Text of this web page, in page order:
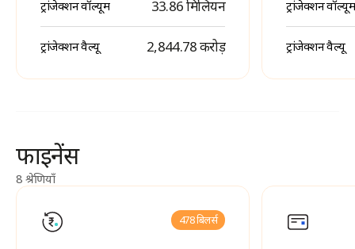
ट्रांजेक्शन वॉल्यूम 33.86 मिलियन
ट्रांजेक्शन वैल्यू ₹ 2,844.78 करोड़
ट्रांजेक्शन वॉल्यूम
ट्रांजेक्शन वैल्यू
फाइनेंस
8 श्रेणियाँ
478 बिलर्स